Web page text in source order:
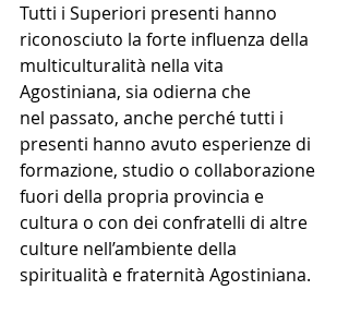
Tutti i Superiori presenti hanno
riconosciuto la forte influenza della
multiculturalità nella vita
Agostiniana, sia odierna che
nel passato, anche perché tutti i
presenti hanno avuto esperienze di
formazione, studio o collaborazione
fuori della propria provincia e
cultura o con dei confratelli di altre
culture nell’ambiente della
spiritualità e fraternità Agostiniana.